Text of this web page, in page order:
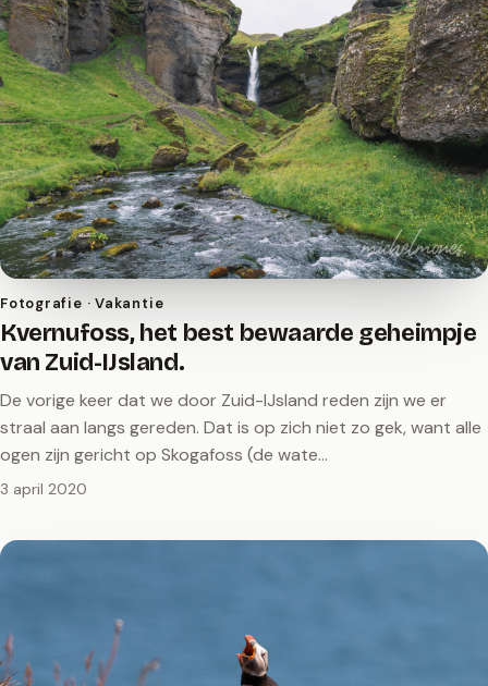
Fotografie · Vakantie
Kvernufoss, het best bewaarde geheimpje
van Zuid-IJsland.
De vorige keer dat we door Zuid-IJsland reden zijn we er
straal aan langs gereden. Dat is op zich niet zo gek, want alle
ogen zijn gericht op Skogafoss (de wate…
3 april 2020